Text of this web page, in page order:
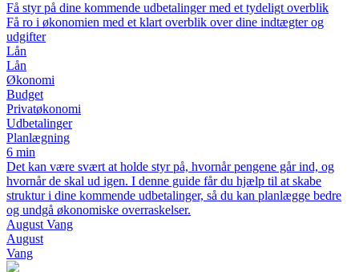
Få styr på dine kommende udbetalinger med et tydeligt overblik
Få ro i økonomien med et klart overblik over dine indtægter og
udgifter
Lån
Lån
Økonomi
Budget
Privatøkonomi
Udbetalinger
Planlægning
6 min
Det kan være svært at holde styr på, hvornår pengene går ind, og
hvornår de skal ud igen. I denne guide får du hjælp til at skabe
struktur i dine kommende udbetalinger, så du kan planlægge bedre
og undgå økonomiske overraskelser.
August Vang
August
Vang